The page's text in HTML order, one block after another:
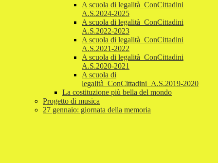
A scuola di legalità_ConCittadini
A.S.2024-2025
A scuola di legalità_ConCittadini
A.S.2022-2023
A scuola di legalità_ConCittadini
A.S.2021-2022
A scuola di legalità_ConCittadini
A.S.2020-2021
A scuola di
legalità_ConCittadini_A.S.2019-2020
La costituzione più bella del mondo
Progetto di musica
27 gennaio: giornata della memoria